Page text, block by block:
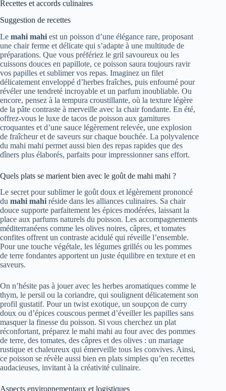
Recettes et accords culinaires
Suggestion de recettes
Le mahi mahi est un poisson d’une élégance rare, proposant
une chair ferme et délicate qui s’adapte à une multitude de
préparations. Que vous préfériez le gril savoureux ou les
cuissons douces en papillote, ce poisson saura toujours ravir
vos papilles et sublimer vos repas. Imaginez un filet
délicatement enveloppé d’herbes fraîches, puis enfourné pour
révéler une tendreté incroyable et un parfum inoubliable. Ou
encore, pensez à la tempura croustillante, où la texture légère
de la pâte contraste à merveille avec la chair fondante. En été,
offrez-vous le luxe de tacos de poisson aux garnitures
croquantes et d’une sauce légèrement relevée, une explosion
de fraîcheur et de saveurs sur chaque bouchée. La polyvalence
du mahi mahi permet aussi bien des repas rapides que des
dîners plus élaborés, parfaits pour impressionner sans effort.
Quels plats se marient bien avec le goût de mahi mahi ?
Le secret pour sublimer le goût doux et légèrement prononcé
du mahi mahi réside dans les alliances culinaires. Sa chair
douce supporte parfaitement les épices modérées, laissant la
place aux parfums naturels du poisson. Les accompagnements
méditerranéens comme les olives noires, câpres, et tomates
confites offrent un contraste acidulé qui réveille l’ensemble.
Pour une touche végétale, les légumes grillés ou les pommes
de terre fondantes apportent un juste équilibre en texture et en
saveurs.
On n’hésite pas à jouer avec les herbes aromatiques comme le
thym, le persil ou la coriandre, qui soulignent délicatement son
profil gustatif. Pour un twist exotique, un soupçon de curry
doux ou d’épices couscous permet d’éveiller les papilles sans
masquer la finesse du poisson. Si vous cherchez un plat
réconfortant, préparez le mahi mahi au four avec des pommes
de terre, des tomates, des câpres et des olives : un mariage
rustique et chaleureux qui émerveille tous les convives. Ainsi,
ce poisson se révèle aussi bien en plats simples qu’en recettes
audacieuses, invitant à la créativité culinaire.
Aspects environnementaux et logistiques